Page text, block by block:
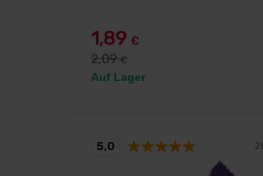
1,89 €
2,09€
Auf Lager
5,0